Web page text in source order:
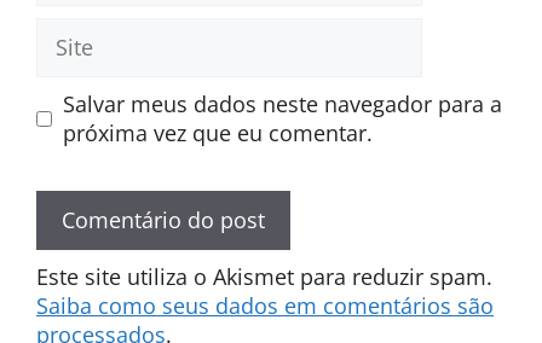
Site
Salvar meus dados neste navegador para a
próxima vez que eu comentar.
Este site utiliza o Akismet para reduzir spam.
Saiba como seus dados em comentários são
processados.